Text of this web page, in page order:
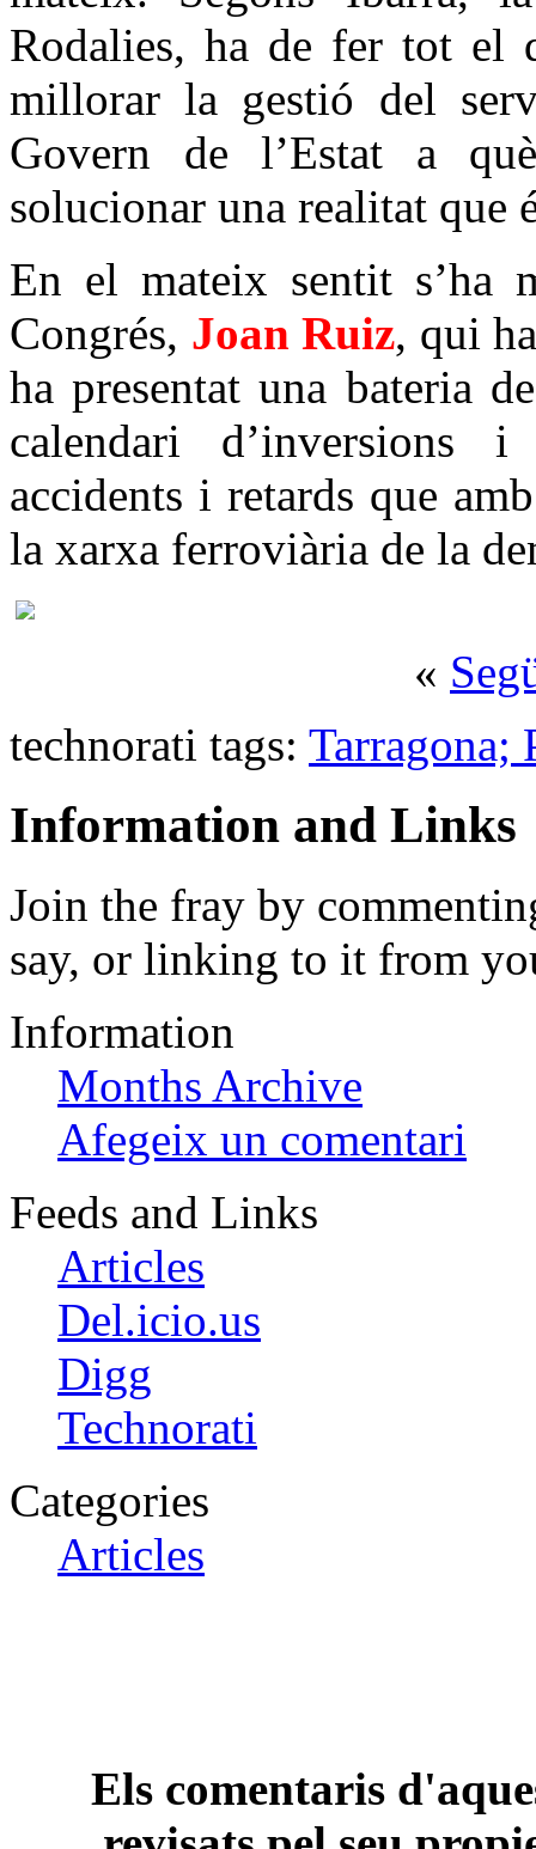
Rodalies, ha de fer tot el
millorar la gestió del
Govern de l’Estat a
solucionar una realitat que
En el mateix sentit s’ha
Congrés, Joan Ruiz, qui
ha presentat una bateria
calendari d’inversions
accidents i retards que
la xarxa ferroviària de la
«
technorati tags: Tarragona;
Information and Links
Join the fray by
say, or linking to it from
Information
Months Archive
Afegeix un comentari
Feeds and Links
Articles
Del.icio.us
Digg
Technorati
Categories
Articles
Els comentaris